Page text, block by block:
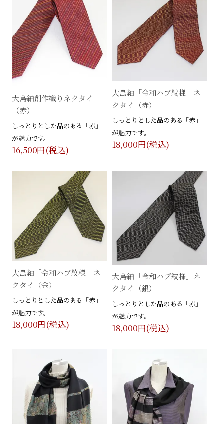
大島紬創作織りネクタイ
（赤）
しっとりとした品のある「赤」
が魅力です。
16,500円(税込)
大島紬「令和ハブ紋様」ネ
クタイ（赤）
しっとりとした品のある「赤」
が魅力です。
18,000円(税込)
大島紬「令和ハブ紋様」ネ
クタイ（金）
しっとりとした品のある「赤」
が魅力です。
18,000円(税込)
大島紬「令和ハブ紋様」ネ
クタイ（銀）
しっとりとした品のある「赤」
が魅力です。
18,000円(税込)